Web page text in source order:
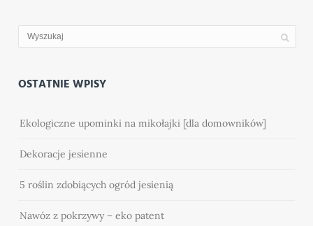
OSTATNIE WPISY
Ekologiczne upominki na mikołajki [dla domowników]
Dekoracje jesienne
5 roślin zdobiących ogród jesienią
Nawóz z pokrzywy – eko patent